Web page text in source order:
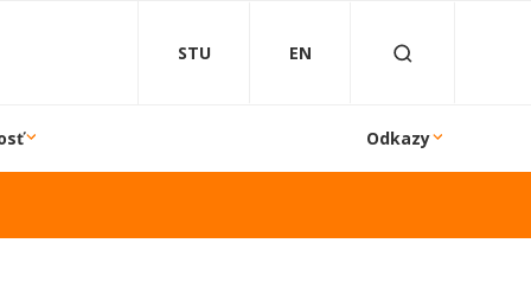
STU EN
Odkazy